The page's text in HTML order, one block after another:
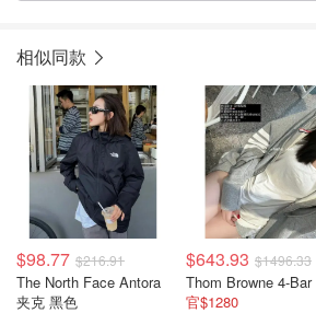
相似同款
$98.77 $216.91
The North Face Antora
夹克 黑色
$643.93 $1496.33
官$1280